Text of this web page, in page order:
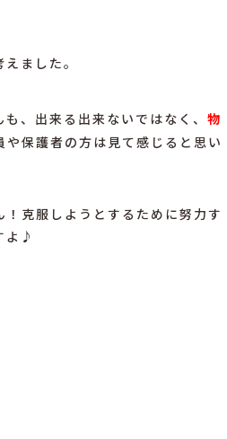
ました。
、出来る出来ないではなく、 物
や保護者の方は見て感じると思い
克服しようとするために努力す
よ♪